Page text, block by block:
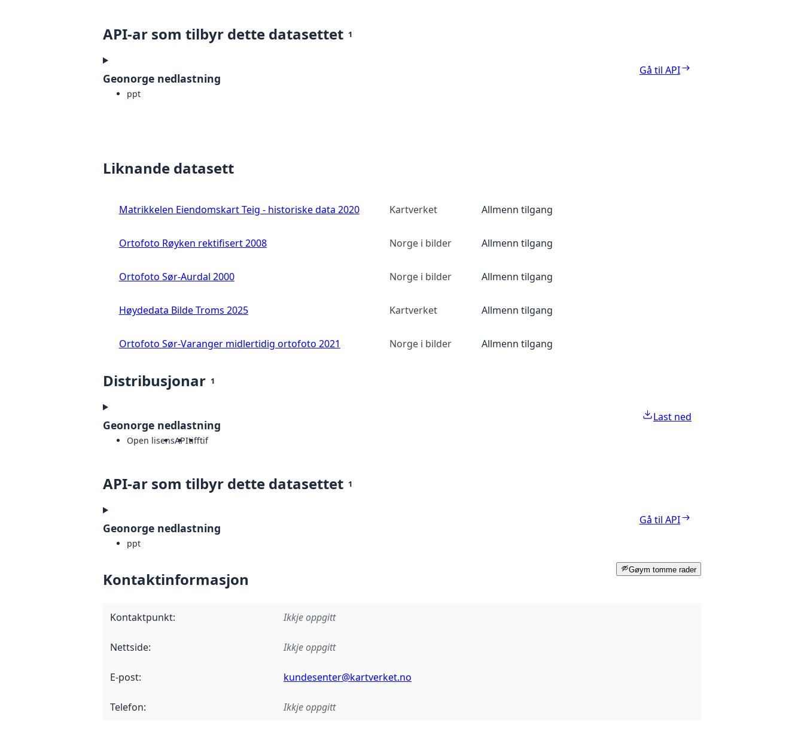
API-ar som tilbyr dette datasettet 1
Geonorge nedlastning
ppt
Gå til API
Liknande datasett
Matrikkelen Eiendomskart Teig - historiske data 2020 Kartverket Allmenn tilgang
Ortofoto Røyken rektifisert 2008 Norge i bilder Allmenn tilgang
Ortofoto Sør-Aurdal 2000 Norge i bilder Allmenn tilgang
Høydedata Bilde Troms 2025 Kartverket Allmenn tilgang
Ortofoto Sør-Varanger midlertidig ortofoto 2021 Norge i bilder Allmenn tilgang
Distribusjonar 1
Geonorge nedlastning
Open lisensAPItifftif
Last ned
API-ar som tilbyr dette datasettet 1
Geonorge nedlastning
ppt
Gå til API
Gøym tomme rader
Kontaktinformasjon
Kontaktpunkt: Ikkje oppgitt
Nettside: Ikkje oppgitt
E-post: kundesenter@kartverket.no
Telefon: Ikkje oppgitt